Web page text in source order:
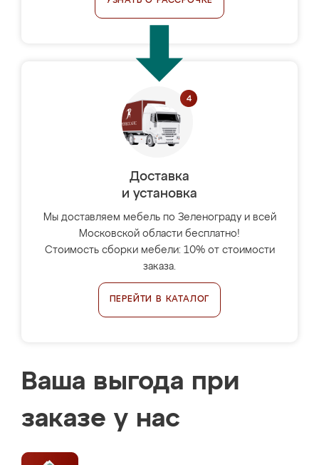
Доставка
и установка
Мы доставляем мебель по Зеленограду и всей
Московской области бесплатно!
Стоимость сборки мебели: 10% от стоимости
заказа.
ПЕРЕЙТИ В КАТАЛОГ
Ваша выгода при
заказе у нас